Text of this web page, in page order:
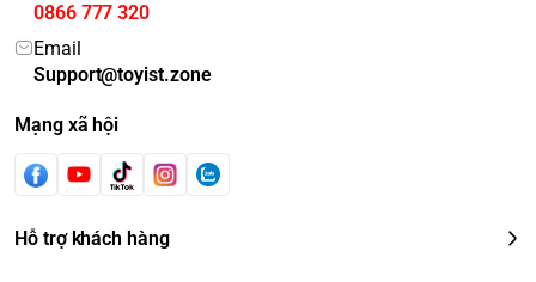
0866 777 320
Email
Support@toyist.zone
Mạng xã hội
Hỗ trợ khách hàng